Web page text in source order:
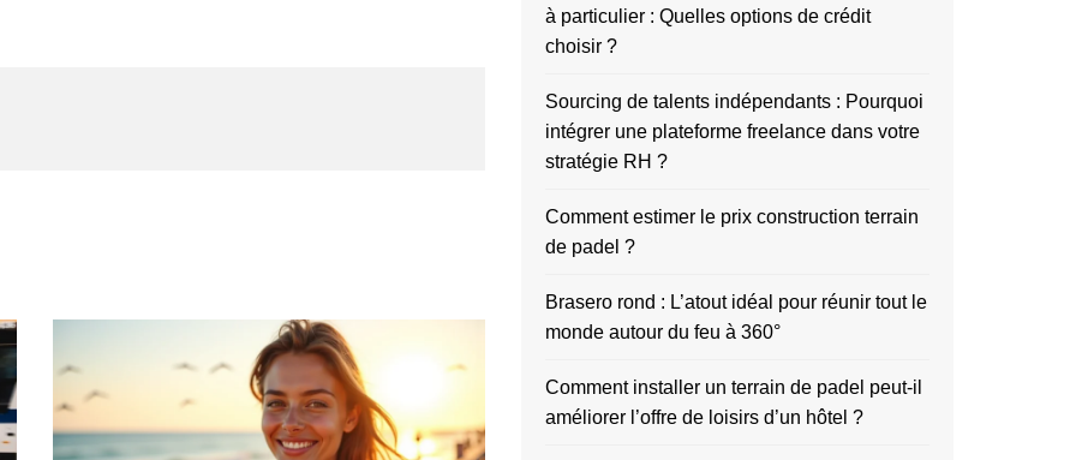
à particulier : Quelles options de crédit
choisir ?
Sourcing de talents indépendants : Pourquoi
intégrer une plateforme freelance dans votre
stratégie RH ?
Comment estimer le prix construction terrain
de padel ?
Brasero rond : L’atout idéal pour réunir tout le
monde autour du feu à 360°
Comment installer un terrain de padel peut-il
améliorer l’offre de loisirs d’un hôtel ?